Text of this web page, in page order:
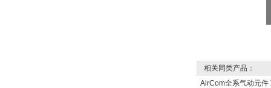
相关同类产品：
AirCom全系气动元件